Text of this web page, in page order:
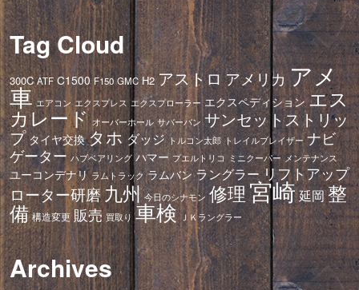
Tag Cloud
300C ATF C1500 F150 GMC H2 アストロアメリカ アメ
車 エアコン エクスプレス エクスプローラー エクスペディション エス
カレード オーバーホール サバーバン サンセットストリッ
プタイヤ交換タホ ダッジ トルコン太郎 トレイルブレイザー ナビ
ゲーター ハブベアリング ハマー プエルトリコ ミニクーパー メンテナンス
ユーコンデナリ ラムトラック ラムバン ラングラーリフトアップ
ローター研磨九州 今日のシナモン 修理宮崎延岡整
備 構造変更 販売 買取り 車検 ＪＫラングラー
Archives